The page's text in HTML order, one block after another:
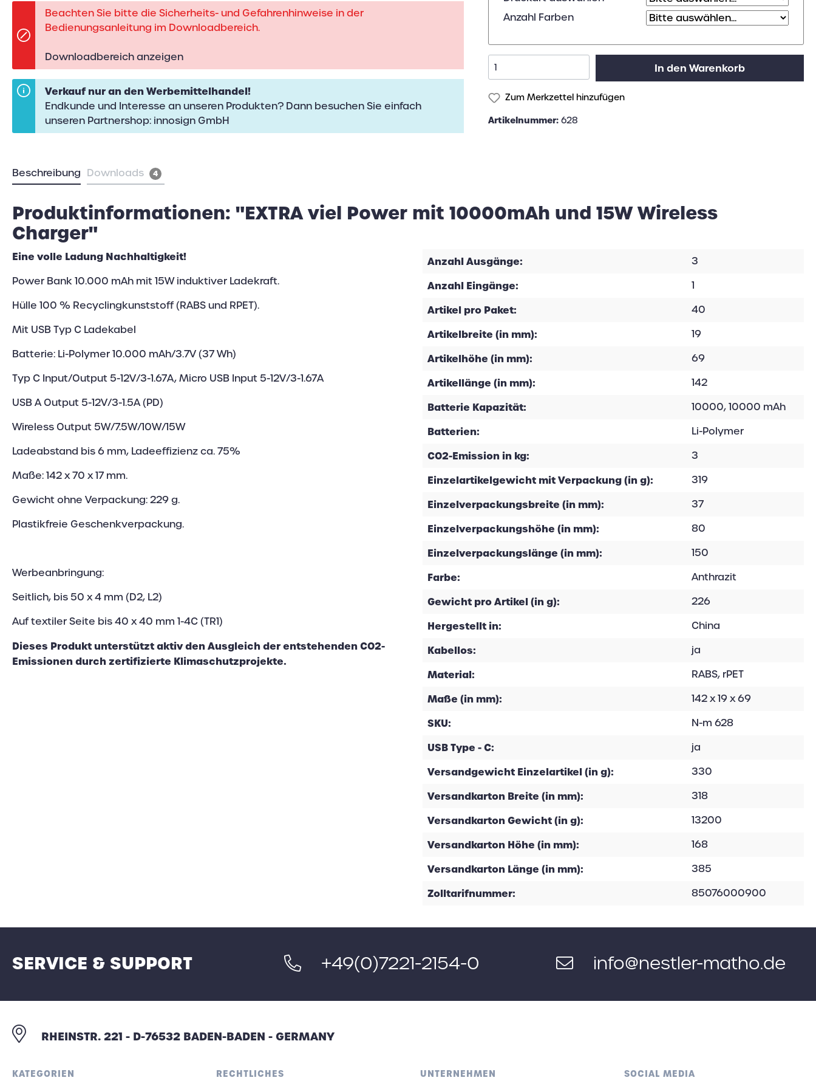
Beachten Sie bitte die Sicherheits- und Gefahrenhinweise in der
Bedienungsanleitung im Downloadbereich.
Downloadbereich anzeigen
Verkauf nur an den Werbemittelhandel!
Endkunde und Interesse an unseren Produkten? Dann besuchen Sie einfach
unseren Partnershop: innosign GmbH
Anzahl Farben
In den Warenkorb
Zum Merkzettel hinzufügen
Artikelnummer: 628
Beschreibung Downloads 4
Produktinformationen: "EXTRA viel Power mit 10000mAh und 15W Wireless
Charger"
Eine volle Ladung Nachhaltigkeit!
Power Bank 10.000 mAh mit 15W induktiver Ladekraft.
Hülle 100 % Recyclingkunststoff (RABS und RPET).
Mit USB Typ C Ladekabel
Batterie: Li-Polymer 10.000 mAh/3.7V (37 Wh)
Typ C Input/Output 5-12V/3-1.67A, Micro USB Input 5-12V/3-1.67A
USB A Output 5-12V/3-1.5A (PD)
Wireless Output 5W/7.5W/10W/15W
Ladeabstand bis 6 mm, Ladeeffizienz ca. 75%
Maße: 142 x 70 x 17 mm.
Gewicht ohne Verpackung: 229 g.
Plastikfreie Geschenkverpackung.
Werbeanbringung:
Seitlich, bis 50 x 4 mm (D2, L2)
Auf textiler Seite bis 40 x 40 mm 1-4C (TR1)
Dieses Produkt unterstützt aktiv den Ausgleich der entstehenden CO2-
Emissionen durch zertifizierte Klimaschutzprojekte.
Anzahl Ausgänge: 3
Anzahl Eingänge: 1
Artikel pro Paket: 40
Artikelbreite (in mm): 19
Artikelhöhe (in mm): 69
Artikellänge (in mm): 142
Batterie Kapazität: 10000, 10000 mAh
Batterien: Li-Polymer
CO2-Emission in kg: 3
Einzelartikelgewicht mit Verpackung (in g): 319
Einzelverpackungsbreite (in mm): 37
Einzelverpackungshöhe (in mm): 80
Einzelverpackungslänge (in mm): 150
Farbe: Anthrazit
Gewicht pro Artikel (in g): 226
Hergestellt in: China
Kabellos: ja
Material: RABS, rPET
Maße (in mm): 142 x 19 x 69
SKU: N-m 628
USB Type - C: ja
Versandgewicht Einzelartikel (in g): 330
Versandkarton Breite (in mm): 318
Versandkarton Gewicht (in g): 13200
Versandkarton Höhe (in mm): 168
Versandkarton Länge (in mm): 385
Zolltarifnummer: 85076000900
SERVICE & SUPPORT +49(0)7221-2154-0 info@nestler-matho.de
RHEINSTR. 221 - D-76532 BADEN-BADEN - GERMANY
KATEGORIEN RECHTLICHES UNTERNEHMEN SOCIAL MEDIA